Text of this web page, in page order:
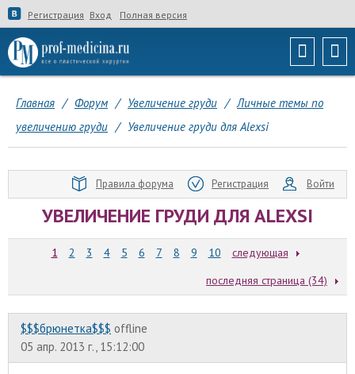
Регистрация Вход Полная версия
Главная / Форум / Увеличение груди / Личные темы по
увеличению груди / Увеличение груди для Alexsi
Правила форума Регистрация Войти
УВЕЛИЧЕНИЕ ГРУДИ ДЛЯ ALEXSI
1 2 3 4 5 6 7 8 9 10
следующая
последняя страница (34)
$$$брюнетка$$$ offline
05 апр. 2013 г., 15:12:00